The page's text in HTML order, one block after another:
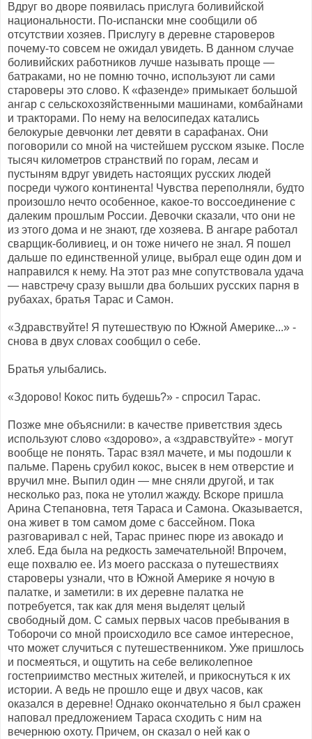
Вдруг во дворе появилась прислуга боливийской
национальности. По-испански мне сообщили об
отсутствии хозяев. Прислугу в деревне староверов
почему-то совсем не ожидал увидеть. В данном случае
боливийских работников лучше называть проще —
батраками, но не помню точно, используют ли сами
староверы это слово. К «фазенде» примыкает большой
ангар с сельскохозяйственными машинами, комбайнами
и тракторами. По нему на велосипедах катались
белокурые девчонки лет девяти в сарафанах. Они
поговорили со мной на чистейшем русском языке. После
тысяч километров странствий по горам, лесам и
пустыням вдруг увидеть настоящих русских людей
посреди чужого континента! Чувства переполняли, будто
произошло нечто особенное, какое-то воссоединение с
далеким прошлым России. Девочки сказали, что они не
из этого дома и не знают, где хозяева. В ангаре работал
сварщик-боливиец, и он тоже ничего не знал. Я пошел
дальше по единственной улице, выбрал еще один дом и
направился к нему. На этот раз мне сопутствовала удача
— навстречу сразу вышли два больших русских парня в
рубахах, братья Тарас и Самон.
«Здравствуйте! Я путешествую по Южной Америке...» -
снова в двух словах сообщил о себе.
Братья улыбались.
«Здорово! Кокос пить будешь?» - спросил Тарас.
Позже мне объяснили: в качестве приветствия здесь
используют слово «здорово», а «здравствуйте» - могут
вообще не понять. Тарас взял мачете, и мы подошли к
пальме. Парень срубил кокос, высек в нем отверстие и
вручил мне. Выпил один — мне сняли другой, и так
несколько раз, пока не утолил жажду. Вскоре пришла
Арина Степановна, тетя Тараса и Самона. Оказывается,
она живет в том самом доме с бассейном. Пока
разговаривал с ней, Тарас принес пюре из авокадо и
хлеб. Еда была на редкость замечательной! Впрочем,
еще похвалю ее. Из моего рассказа о путешествиях
староверы узнали, что в Южной Америке я ночую в
палатке, и заметили: в их деревне палатка не
потребуется, так как для меня выделят целый
свободный дом. С самых первых часов пребывания в
Тоборочи со мной происходило все самое интересное,
что может случиться с путешественником. Уже пришлось
и посмеяться, и ощутить на себе великолепное
гостеприимство местных жителей, и прикоснуться к их
истории. А ведь не прошло еще и двух часов, как
оказался в деревне! Однако окончательно я был сражен
наповал предложением Тараса сходить с ним на
вечернюю охоту. Причем, он сказал о ней как о